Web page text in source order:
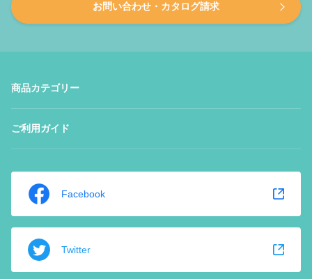
お問い合わせ・カタログ請求
商品カテゴリー
ご利用ガイド
Facebook
Twitter